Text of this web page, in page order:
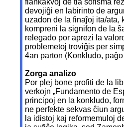
flankakvoj de tia sofisma
devojiĝi en labirinto de
uzadon de la finaĵoj ita/ata,
kompreni la signifon de la
relegado por aprezi la
problemetoj troviĝis per
4an parton (Konkludo,
Zorga analizo
Por plej bone profiti de la
verkojn „Fundamento de
principoj en la konkludo,
ne perfekte sekvas ĉiun
la idistoj kaj reformemuloj